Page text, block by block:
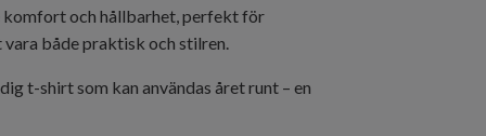
komfort och hållbarhet, perfekt för
vara både praktisk och stilren.
t-shirt som kan användas året runt – en